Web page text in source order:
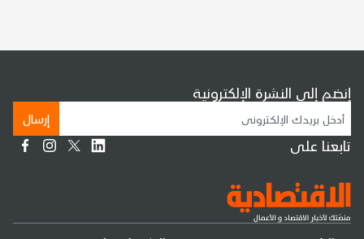
إنضم إلى النشرة الإلكترونية
إرسال
تابعنا على